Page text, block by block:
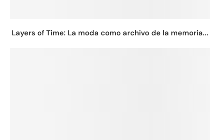
Layers of Time: La moda como archivo de la memoria...